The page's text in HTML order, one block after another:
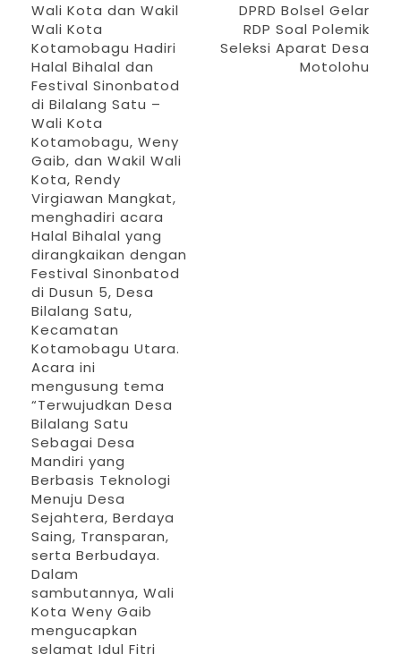
Selain itu, Michael juga turut menyodorkan
rencana kegiatan Halal Bi Halal yang akan
dilaksanakan oleh Komunitas TBS.
Kepada Walikota dr Weny Gaib S.pM dan
Wakil Walikota Rendy Virgiawan Mangkat
SH MH, Halal Bi Halal nanti merupakan
silaturahmi antara para anggota TBS dan
Pemerintah Kota Kotamobagu.
“Halal Bi Halal merupakan momentum demi
mempererat silaturahmi antara pemerintah
dan TBS, yang menjadi sparing partner bagi
pemerintah,” ujar MSB sapaan karibnya.
Sementara itu, Wali Kota dan Wakil
Walikota menyambut baik kehadiran TBS
sebagai mitra strategis pemerintah daerah.
Dalam dialog tersebut, Wali Kota turut
menyampaikan sejumlah isu penting yang
tengah menjadi perhatian, salah satunya
sektor pertanian pada komiditi coklat.
Walikota dan Wakil Walikota Kotamobagu
juga berjanji akan hadir pada pelaksanaan
Wali Kota dan Wakil
Wali Kota
Kotamobagu Hadiri
Halal Bihalal dan
Festival Sinonbatod
di Bilalang Satu –
Wali Kota
Kotamobagu, Weny
Gaib, dan Wakil Wali
Kota, Rendy
Virgiawan Mangkat,
menghadiri acara
Halal Bihalal yang
dirangkaikan dengan
Festival Sinonbatod
di Dusun 5, Desa
Bilalang Satu,
Kecamatan
Kotamobagu Utara.
Acara ini
mengusung tema
“Terwujudkan Desa
Bilalang Satu
Sebagai Desa
Mandiri yang
Berbasis Teknologi
Menuju Desa
Sejahtera, Berdaya
Saing, Transparan,
serta Berbudaya.
Dalam
sambutannya, Wali
Kota Weny Gaib
mengucapkan
selamat Idul Fitri
DPRD Bolsel Gelar
RDP Soal Polemik
Seleksi Aparat Desa
Motolohu